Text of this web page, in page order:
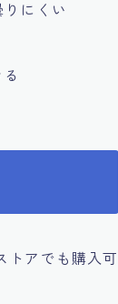
にくい
トアでも購入可